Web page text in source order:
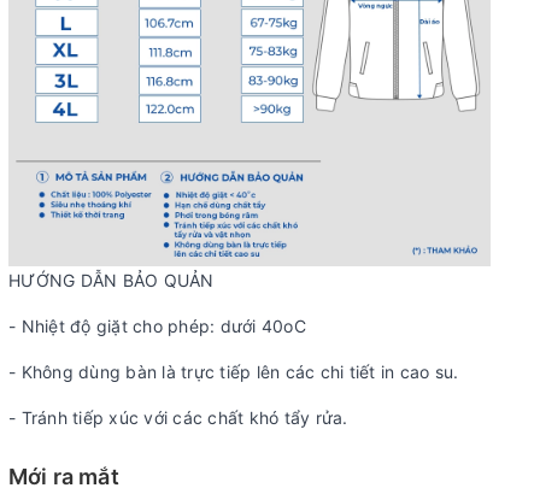
HƯỚNG DẪN BẢO QUẢN
- Nhiệt độ giặt cho phép: dưới 40oC
- Không dùng bàn là trực tiếp lên các chi tiết in cao su.
- Tránh tiếp xúc với các chất khó tẩy rửa.
Mới ra mắt